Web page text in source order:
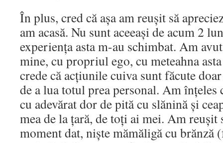
În plus, cred că așa am reușit să
am acasă. Nu sunt aceeași de acum 2
experiența asta m-au schimbat. Am
mine, cu propriul ego, cu meteahna
crede că acțiunile cuiva sunt făcute
de a lua totul prea personal. Am înțeles
cu adevărat dor de pită cu slănină și
mea de la țară, de toți ai mei. Am reușit
moment dat, niște mămăligă cu brănză